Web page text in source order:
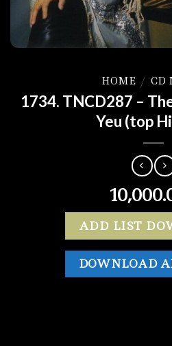
HOME / CD
1734. TNCD287 –
Yeu (top
ADD LIST
DOWNLOAD